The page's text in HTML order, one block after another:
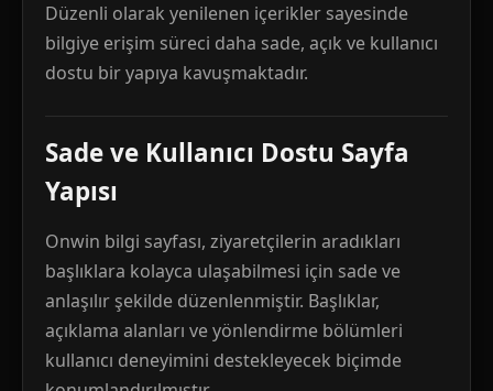
Düzenli olarak yenilenen içerikler sayesinde
bilgiye erişim süreci daha sade, açık ve kullanıcı
dostu bir yapıya kavuşmaktadır.
Sade ve Kullanıcı Dostu Sayfa
Yapısı
Onwin bilgi sayfası, ziyaretçilerin aradıkları
başlıklara kolayca ulaşabilmesi için sade ve
anlaşılır şekilde düzenlenmiştir. Başlıklar,
açıklama alanları ve yönlendirme bölümleri
kullanıcı deneyimini destekleyecek biçimde